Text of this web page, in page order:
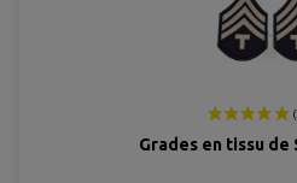
Grades en tissu